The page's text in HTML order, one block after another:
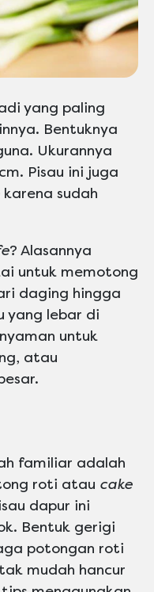
yang paling
Bentuknya
Ukurannya
Pisau ini juga
karena sudah
? Alasannya
untuk memotong
daging hingga
yang lebar di
untuk
atau
familiar adalah
roti atau cake
dapur ini
Bentuk gerigi
potongan roti
mudah hancur